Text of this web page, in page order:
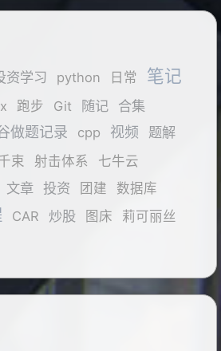
资学习 python 日常 笔记
跑步 Git 随记 合集
做题记录 cpp 视频
题解
束 射击体系 七牛云
文章 投资 团建 数据库
CAR 炒股 图床 莉可丽丝